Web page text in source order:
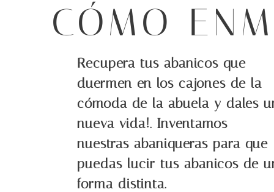
CÓMO
Recupera tus abanicos que
duermen en los cajones de la
cómoda de la abuela y dales
nueva vida!. Inventamos
nuestras abaniqueras para que
puedas lucir tus abanicos de
forma distinta.